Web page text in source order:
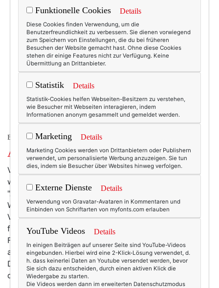
BEAUTY & FASHION
Ach was, “Angel”!
Vergiss Thierry Mugler. Wenn du wirklich wissen willst,
wie Weihnachten riecht, dann versuch das hier:
"Ambre" von L'Occitane. Da ist alles drin, was
Weihnachten braucht: Myrrthe, Weihrauch, ein wenig
Vanille. Jetzt noch den Christbaum aufstellen - und
fertig ist die Weihnachtsgeschichte. :-) Und ist diese
Flasche nicht fabelhaft nostalgisch? (Gerade lese ich
auf der Website etwas von einem echt mediterranen
Duft?! So ein Unsinn, das Ding riecht nach Bethlehem,
definitiv. ;-))
Funktionelle Cookies Details
Diese Cookies finden Verwendung, um die
Benutzerfreundlichkeit zu verbessern. Sie dienen vorwiegend
zum Speichern von Einstellungen, die du bei früheren
Besuchen der Website gemacht hast. Ohne diese Cookies
stehen dir einige Features nicht zur Verfügung. Keine
Übermittlung an Drittanbieter.
Statistik Details
Statistik-Cookies helfen Webseiten-Besitzern zu verstehen,
wie Besucher mit Webseiten interagieren, indem
Informationen anonym gesammelt und gemeldet werden.
Marketing Details
Marketing Cookies werden von Drittanbietern oder Publishern
verwendet, um personalisierte Werbung anzuzeigen. Sie tun
dies, indem sie Besucher über Websites hinweg verfolgen.
Externe Dienste Details
Verwendung von Gravatar-Avataren in Kommentaren und
Einbinden von Schriftarten von myfonts.com erlauben
YouTube Videos Details
In einigen Beiträgen auf unserer Seite sind YouTube-Videos
eingebunden. Hierbei wird eine 2-Klick-Lösung verwendet, d.
h. dass keinerlei Daten an Youtube versendet werden, bevor
Sie sich dazu entscheiden, durch einen aktiven Klick die
Wiedergabe zu starten.
Die Videos werden dann im erweiterten Datenschutzmodus